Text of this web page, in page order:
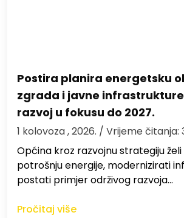
Postira planira energetsku
zgrada i javne
razvoj u fokusu do 2027.
1 kolovoza , 2026. / Vrijeme čitanja:
Općina kroz razvojnu strategiju
potrošnju energije, modernizirati
postati primjer održivog razvoja…
Pročitaj više